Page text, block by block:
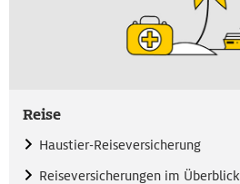
Reise
Haustier-Reiseversicherung
Reiseversicherungen im Überblick